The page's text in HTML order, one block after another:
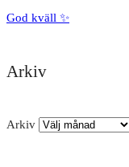
God kväll ✨
Arkiv
Arkiv